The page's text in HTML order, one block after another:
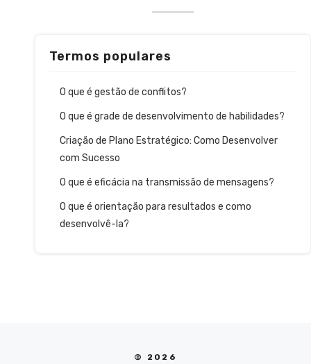
Termos populares
O que é gestão de conflitos?
O que é grade de desenvolvimento de habilidades?
Criação de Plano Estratégico: Como Desenvolver
com Sucesso
O que é eficácia na transmissão de mensagens?
O que é orientação para resultados e como
desenvolvê-la?
© 2026